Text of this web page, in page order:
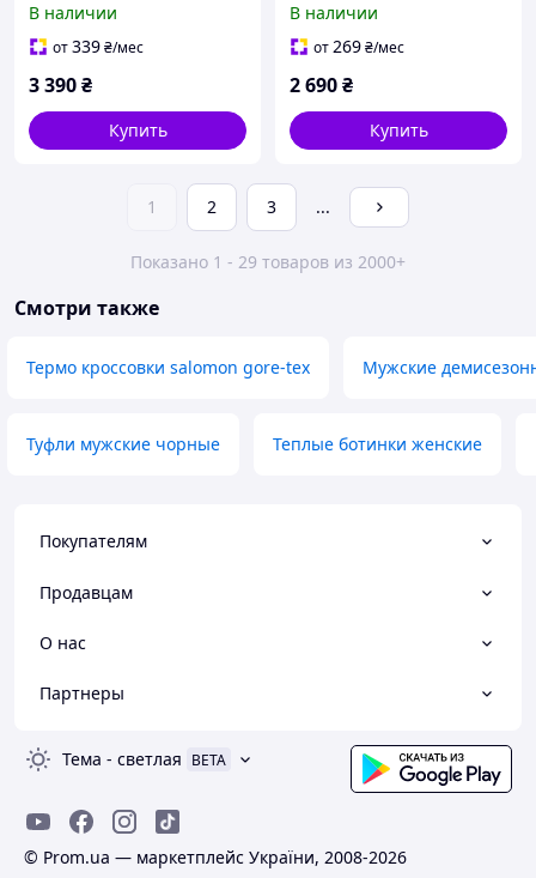
В наличии
от339₴/мес
3 390₴
Купить
черные
В наличии
от269₴/мес
2 690₴
Купить
1 2 3 ...
Показано 1 - 29 товаров из 2000+
Смотри также
Термо кроссовки salomon gore-tex Мужские
Туфли мужские чорные Теплые ботинки женские
Покупателям
Продавцам
О нас
Партнеры
Тема - светлая BETA
© Prom.ua — маркетплейс України, 2008-2026